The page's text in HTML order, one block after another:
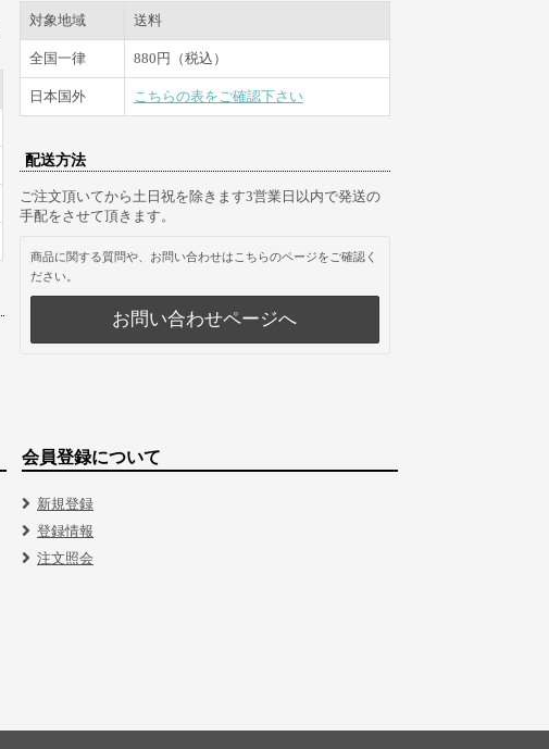
対象地域 送料
全国一律 880円（税込）
日本国外 こちらの表をご確認下さい
配送方法
ご注文頂いてから土日祝を除きます3営業日以内で発送の
手配をさせて頂きます。
商品に関する質問や、お問い合わせはこちらのページをご確認く
ださい。
お問い合わせページへ
会員登録について
新規登録
登録情報
注文照会